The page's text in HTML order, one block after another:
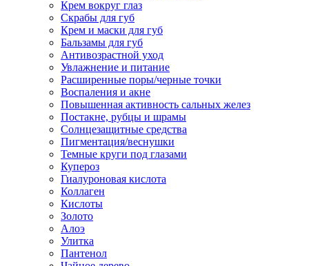
Крем вокруг глаз
Скрабы для губ
Крем и маски для губ
Бальзамы для губ
Антивозрастной уход
Увлажнение и питание
Расширенные поры/черные точки
Воспаления и акне
Повышенная активность сальных желез
Постакне, рубцы и шрамы
Солнцезащитные средства
Пигментация/веснушки
Темные круги под глазами
Купероз
Гиалуроновая кислота
Коллаген
Кислоты
Золото
Алоэ
Улитка
Пантенол